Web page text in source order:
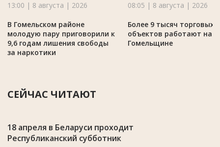
13:00 | 8 августа | 2026
В Гомельском районе
молодую пару приговорили к
9,6 годам лишения свободы
за наркотики
08:05 | 8 августа | 2026
Более 9 тысяч торговых
объектов работают на
Гомельщине
СЕЙЧАС ЧИТАЮТ
18 апреля в Беларуси проходит
Республиканский субботник